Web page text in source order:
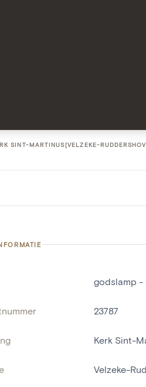
SINT-MARTINUS[VELZEKE-
godslamp -
23787
Kerk Sint-
Velzeke-